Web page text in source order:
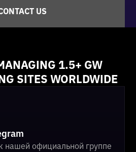
US
1.5+ GW
SITES WORLDWIDE
нашей официальной группе